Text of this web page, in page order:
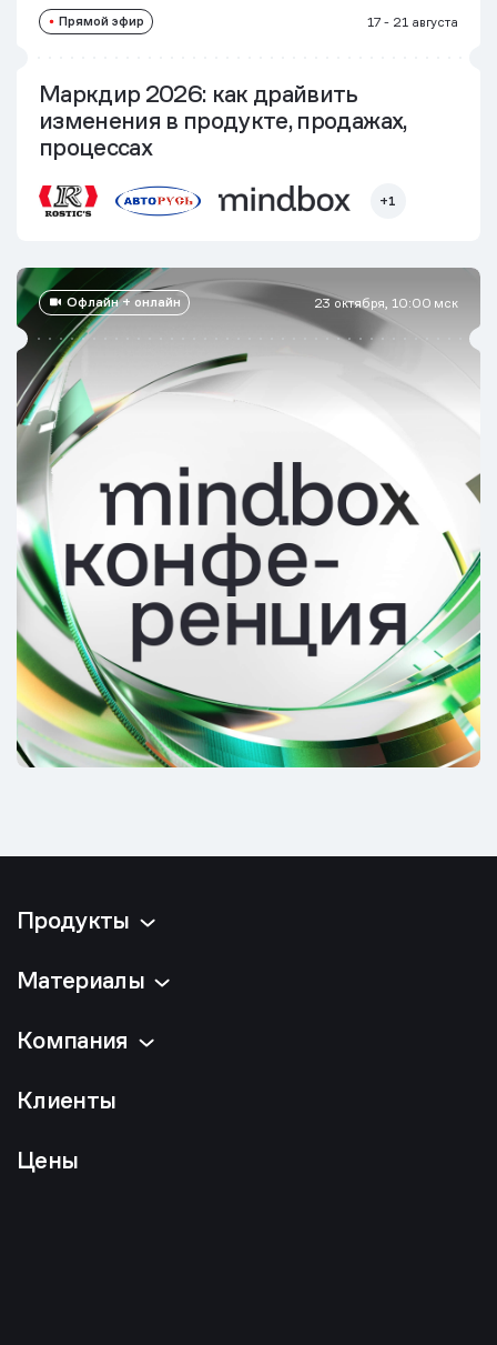
Прямой эфир 17 - 21 августа
+1
Маркдир 2026: как драйвить
изменения в продукте, продажах,
процессах
Офлайн + онлайн 23 октября, 10:00 мск
Продукты
Материалы
Компания
Клиенты
Цены